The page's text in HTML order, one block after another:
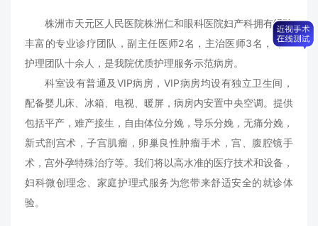
株洲市天元区人民医院株洲仁和眼科医院妇产科拥有经验
丰富的专业诊疗团队，副主任医师2名，主治医师3名，专业
护理团队十余人，是我院优质护理服务示范病房。
科室设有普通及VIP病房，VIP病房均设有独立卫生间，
配备婴儿床、冰箱、电视、暖屏，病房内安置中央空调。提供
包括平产，难产接生，自由体位分娩，导乐分娩，无痛分娩，
新式剖宫术，子宫肌瘤，卵巢良性肿瘤手术，宫、腹腔镜手
术，宫外孕特殊治疗等。我们将以高水准的医疗技术和设备，
妇科微创理念、家庭护理式服务为您带来舒适安全的就诊体
验。